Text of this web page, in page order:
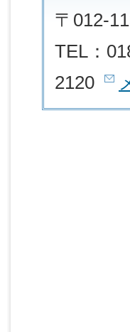
〒012-
TEL：
2120